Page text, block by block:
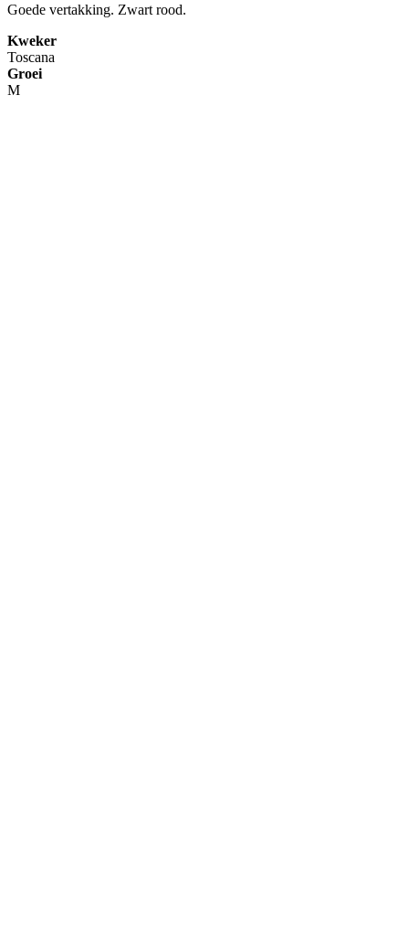
Goede vertakking. Zwart rood.
Kweker
Toscana
Groei
M